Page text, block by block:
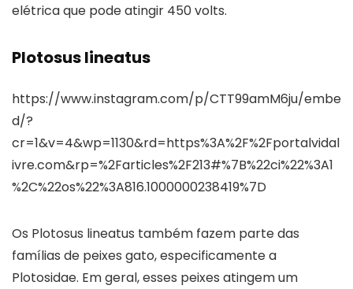
elétrica que pode atingir 450 volts.
Plotosus lineatus
https://www.instagram.com/p/CTT99amM6ju/embe
d/?
cr=1&v=4&wp=1130&rd=https%3A%2F%2Fportalvidal
ivre.com&rp=%2Farticles%2F213#%7B%22ci%22%3A1
%2C%22os%22%3A816.1000000238419%7D
Os Plotosus lineatus também fazem parte das
famílias de peixes gato, especificamente a
Plotosidae. Em geral, esses peixes atingem um